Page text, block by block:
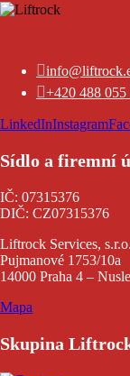

+420 488 055
LinkedInInstagram
Sídlo a firemní
IČ: 07315376
DIČ: CZ07315376
Liftrock Services, s.r.o.
Pujmanové 1753/10a
14000 Praha 4 – Nusle
Mapa
Skupina